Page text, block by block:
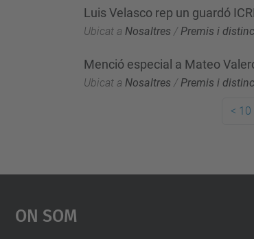
Luis Velasco rep un guardó
Ubicat a Nosaltres / Premis i
Menció especial a Mateo
Ubicat a Nosaltres /Premis i
< 10
On Som